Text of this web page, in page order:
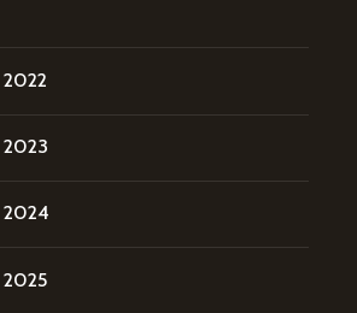
2023
2024
2025